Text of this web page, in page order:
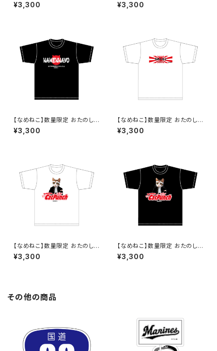
めねこ（なめんなよ）Tシャツ
¥3,300
めねこ（なめんなよ）Tシャツ
¥3,300
【なめねこ】数量限定 おたのし
み企画！なくなり次第終了 な
めねこ（なめんなよ）Tシャツ （B
¥3,300
【なめねこ】数量限定 おたのし
み企画！なくなり次第終了 な
めねこ（なめんなよ）Tシャツ
¥3,300
【なめねこ】数量限定 おたのし
み企画！なくなり次第終了 な
めねこ（なめんなよ）Tシャツ
¥3,300
【なめねこ】数量限定 おたのし
み企画！なくなり次第終了 な
めねこ（なめんなよ）Tシャツ （B
¥3,300
その他の商品